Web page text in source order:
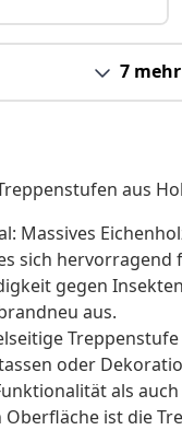
7
aus
Massives
sich
gegen
aus.
oder
als
ist die